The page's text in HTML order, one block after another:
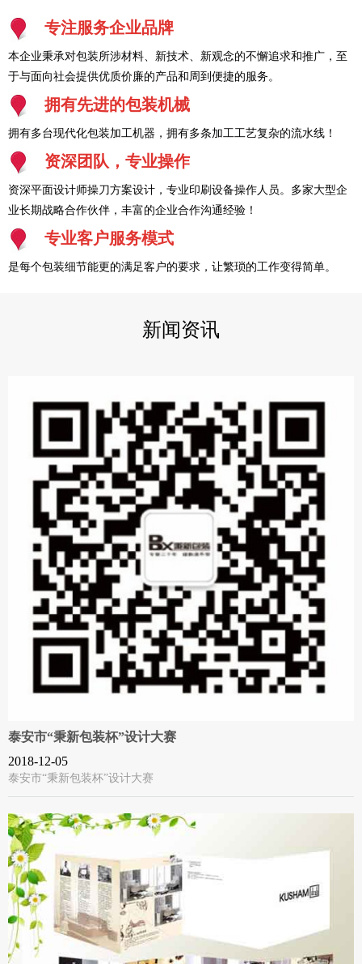
专注服务企业品牌
本企业秉承对包装所涉材料、新技术、新观念的不懈追求和推广，至
于与面向社会提供优质价廉的产品和周到便捷的服务。
拥有先进的包装机械
拥有多台现代化包装加工机器，拥有多条加工工艺复杂的流水线！
资深团队，专业操作
资深平面设计师操刀方案设计，专业印刷设备操作人员。多家大型企
业长期战略合作伙伴，丰富的企业合作沟通经验！
专业客户服务模式
是每个包装细节能更的满足客户的要求，让繁琐的工作变得简单。
新闻资讯
泰安市“秉新包装杯”设计大赛
2018-12-05
泰安市“秉新包装杯”设计大赛